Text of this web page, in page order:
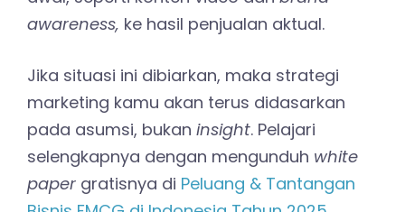
awareness, ke hasil penjualan aktual.
Jika situasi ini dibiarkan, maka strategi
marketing kamu akan terus didasarkan
pada asumsi, bukan insight. Pelajari
selengkapnya dengan mengunduh white
paper gratisnya di Peluang & Tantangan